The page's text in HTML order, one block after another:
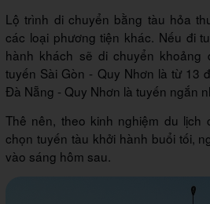
Lộ trình di chuyển bằng tàu hỏa
các loại phương tiện khác. Nếu đi
hành khách sẽ di chuyển
tuyến Sài Gòn - Quy Nhơn là từ 13
Đà Nẵng - Quy Nhơn là tuyến ngắn
Thê nên, theo kinh nghiệm du lịch
chọn tuyến tàu khởi hành buổi tối,
vào sáng hôm sau.